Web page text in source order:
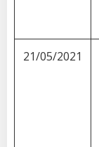
21/05/2021